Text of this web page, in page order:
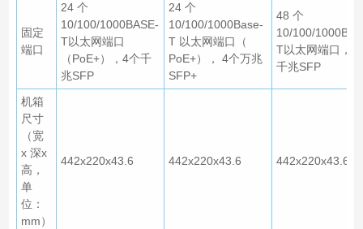
固定
端口
24 个
10/100/1000BASE-
T以太网端口
（PoE+），4个千
兆SFP
24 个
10/100/1000Base-
T 以太网端口（
PoE+）， 4个万兆
SFP+
48 个
10/100/
T以太网端口，4
千兆SFP
机箱
尺寸
（宽
x 深x
高，
单
位：
mm）
442x220x43.6 442x220x43.6 442x220x43.6